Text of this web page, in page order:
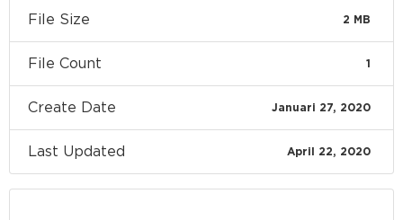
File Size 2 MB
File Count 1
Create Date Januari 27, 2020
Last Updated April 22, 2020